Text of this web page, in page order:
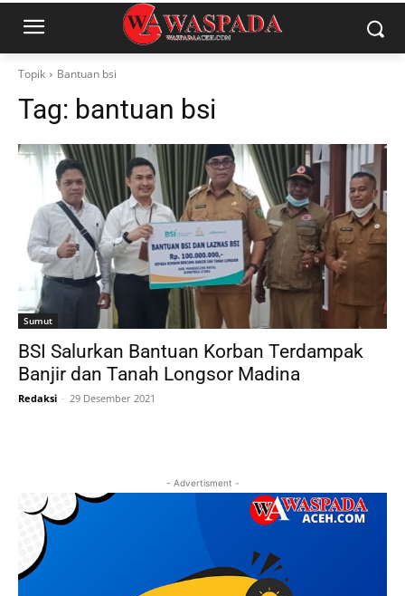
Topik Bantuan bsi
Tag: bantuan bsi
Sumut
BSI Salurkan Bantuan Korban Terdampak
Banjir dan Tanah Longsor Madina
Redaksi - 29 Desember 2021
- Advertisment -